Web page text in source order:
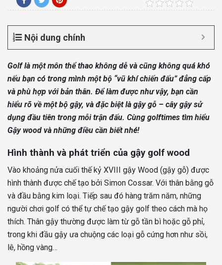
Nội dung chính
Golf là một môn thể thao không dễ và cũng không quá khó
nếu bạn có trong mình một bộ “vũ khí chiến đấu” đẳng cấp
và phù hợp với bản thân. Để làm được như vậy, bạn cần
hiểu rõ về một bộ gậy, và đặc biệt là gậy gỗ – cây gậy sử
dụng đầu tiên trong mỗi trận đấu. Cùng golftimes tìm hiểu
Gậy wood và những điều cần biết nhé!
Hình thành và phát triển của gậy golf wood
Vào khoảng nửa cuối thế kỷ XVIII gậy Wood (gậy gỗ) được
hình thành được chế tạo bởi Simon Cossar. Với thân bằng gỗ
và đầu bằng kim loại. Tiếp sau đó hàng trăm năm, những
người chơi golf có thể tự chế tạo gậy golf theo cách mà họ
thích. Thân gậy thường được làm từ gỗ tần bì hoặc gỗ phỉ,
trong khi đầu gậy ưa chuộng các loại gỗ cứng hơn như sồi,
lê, hồng vàng…